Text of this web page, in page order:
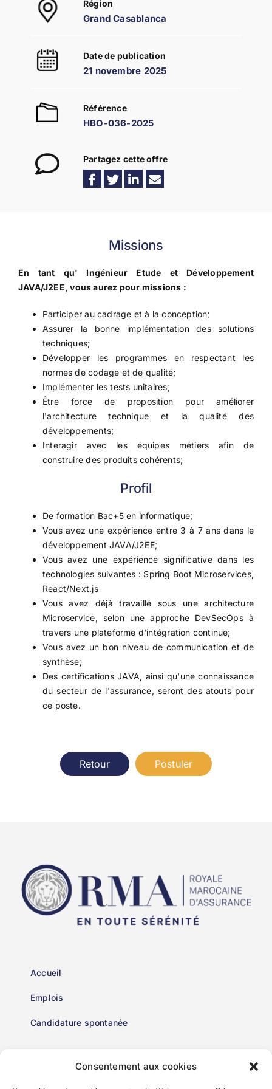
Consentement aux cookies
Région
Grand Casablanca
Date de publication
21 novembre 2025
Référence
HBO-036-2025
Partagez cette offre
Missions
En tant qu' Ingénieur Etude et Développement
JAVA/J2EE, vous aurez pour missions :
Participer au cadrage et à la conception;
Assurer la bonne implémentation des solutions
techniques;
Développer les programmes en respectant les
normes de codage et de qualité;
Implémenter les tests unitaires;
Être force de proposition pour améliorer
l'architecture technique et la qualité des
développements;
Interagir avec les équipes métiers afin de
construire des produits cohérents;
Profil
De formation Bac+5 en informatique;
Vous avez une expérience entre 3 à 7 ans dans le
développement JAVA/J2EE;
Vous avez une expérience significative dans les
technologies suivantes : Spring Boot Microservices,
React/Next.js
Vous avez déjà travaillé sous une architecture
Microservice, selon une approche DevSecOps à
travers une plateforme d'intégration continue;
Vous avez un bon niveau de communication et de
synthèse;
Des certifications JAVA, ainsi qu'une connaissance
du secteur de l'assurance, seront des atouts pour
ce poste.
Retour Postuler
Accueil
Emplois
Candidature spontanée